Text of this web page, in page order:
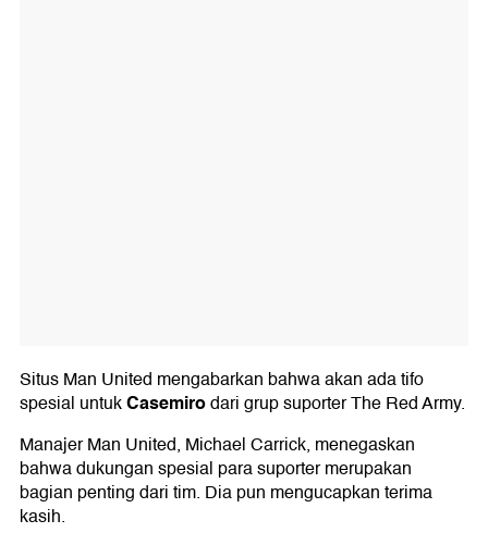
Situs Man United mengabarkan bahwa akan ada tifo
spesial untukCasemirodari grup suporter The Red Army.
Manajer Man United, Michael Carrick, menegaskan
bahwa dukungan spesial para suporter merupakan
bagian penting dari tim. Dia pun mengucapkan terima
kasih.